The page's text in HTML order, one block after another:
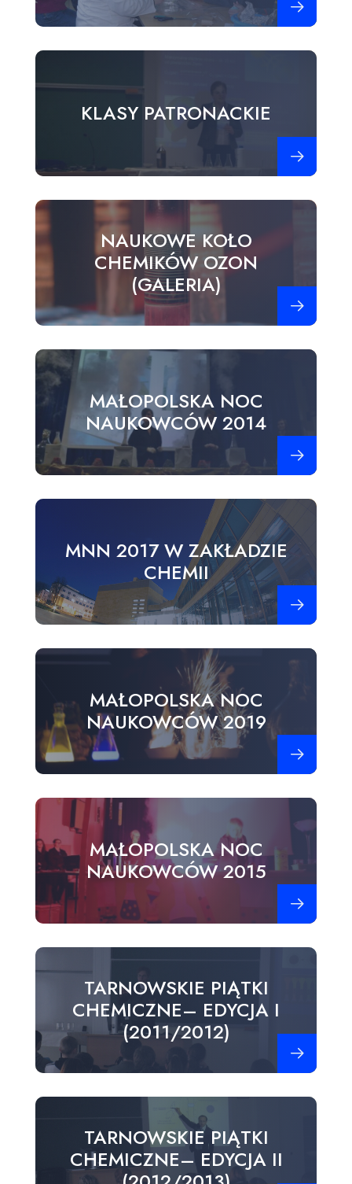
KLASY PATRONACKIE
NAUKOWE KOŁO
CHEMIKÓW OZON
(GALERIA)
MAŁOPOLSKA NOC
NAUKOWCÓW 2014
MNN 2017 W ZAKŁADZIE
CHEMII
MAŁOPOLSKA NOC
NAUKOWCÓW 2019
MAŁOPOLSKA NOC
NAUKOWCÓW 2015
TARNOWSKIE PIĄTKI
CHEMICZNE– EDYCJA I
(2011/2012)
TARNOWSKIE PIĄTKI
CHEMICZNE– EDYCJA II